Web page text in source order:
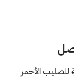
للصليب الأحمر